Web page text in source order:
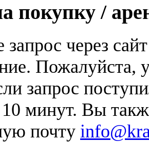
покупку /
запрос через
Пожалуйста,
запрос
10 минут. Вы
почту